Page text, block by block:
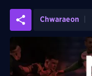
Chwaraeon